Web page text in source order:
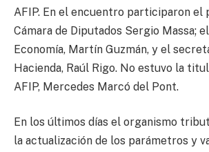
AFIP. En el encuentro participaron el
Cámara de Diputados Sergio Massa;
Economía, Martín Guzmán, y el
Hacienda, Raúl Rigo. No estuvo la
AFIP, Mercedes Marcó del Pont.
En los últimos días el organismo
la actualización de los parámetros y